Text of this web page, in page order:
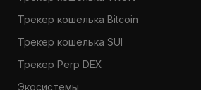
Трекер кошелька Bitcoin
Трекер кошелька SUI
Трекер Perp DEX
Экосистемы